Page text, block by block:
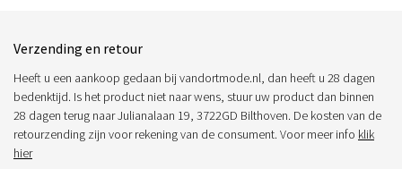
Verzending en retour
Heeft u een aankoop gedaan bij vandortmode.nl, dan heeft u 28 dagen
bedenktijd. Is het product niet naar wens, stuur uw product dan binnen
28 dagen terug naar Julianalaan 19, 3722GD Bilthoven. De kosten van de
retourzending zijn voor rekening van de consument. Voor meer info klik
hier